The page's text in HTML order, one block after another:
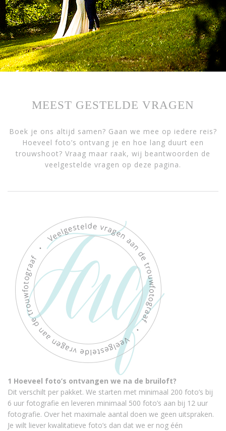
MEEST GESTELDE VRAGEN
Boek je ons altijd samen? Gaan we mee op iedere reis?
Hoeveel foto’s ontvang je en hoe lang duurt een
trouwshoot? Vraag maar raak, wij beantwoorden de
veelgestelde vragen op deze pagina.
1 Hoeveel foto’s ontvangen we na de bruiloft?
Dit verschilt per pakket. We starten met minimaal 200 foto’s bij
6 uur fotografie en leveren minimaal 500 foto’s aan bij 12 uur
fotografie. Over het maximale aantal doen we geen uitspraken.
Je wilt liever kwalitatieve foto’s dan dat we er nog één